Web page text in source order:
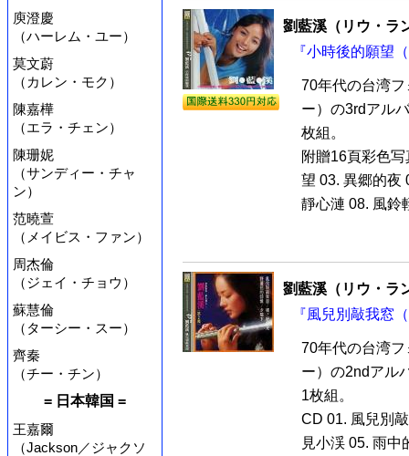
庾澄慶
（ハーレム・ユー）
莫文蔚
（カレン・モク）
陳嘉樺
（エラ・チェン）
陳珊妮
（サンディー・チャ
ン）
范曉萱
（メイビス・ファン）
周杰倫
（ジェイ・チョウ）
蘇慧倫
（ターシー・スー）
齊秦
（チー・チン）
= 日本韓国 =
王嘉爾
（Jackson／ジャクソ
劉藍溪（リウ・ラ
『小時後的願望
70年代の台湾
ー）の3rdアル
枚組。
附贈16頁彩色
望 03. 異郷的夜
靜心漣 08. 風鈴
劉藍溪（リウ・ラ
『風兒別敲我窓
70年代の台湾
ー）の2ndアル
1枚組。
CD 01. 風兒別
見小渓 05. 雨中